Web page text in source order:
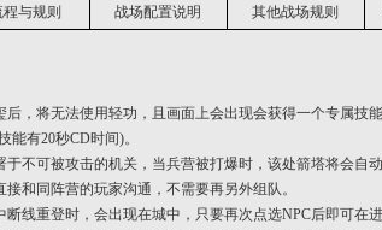
与规则 战场配置说明 其他战场规则
后，将无法使用轻功，且画面上会出现会获得一个专属技
能有20秒CD时间)。
于不可被攻击的机关，当兵营被打爆时，该处箭塔将会自动
接和同阵营的玩家沟通，不需要再另外组队。
断线重登时，会出现在城中，只要再次点选NPC后即可在